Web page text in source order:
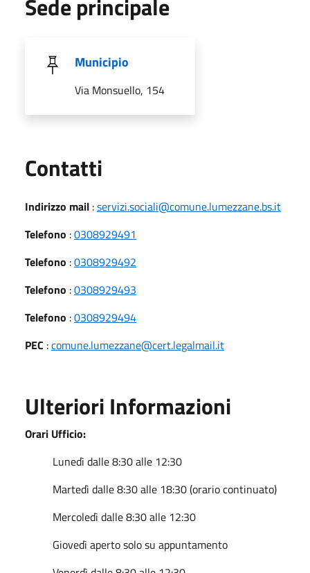
Sede principale
Municipio
Via Monsuello, 154
Contatti
Indirizzo mail :servizi.sociali@comune.lumezzane.bs.it
Telefono :0308929491
Telefono :0308929492
Telefono :0308929493
Telefono :0308929494
PEC :comune.lumezzane@cert.legalmail.it
Ulteriori Informazioni
Orari Ufficio:
Lunedì dalle 8:30 alle 12:30
Martedì dalle 8:30 alle 18:30 (orario continuato)
Mercoledì dalle 8:30 alle 12:30
Giovedì aperto solo su appuntamento